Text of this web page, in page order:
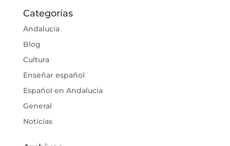
Categorías
Andalucía
Blog
Cultura
Enseñar español
Español en Andalucía
General
Noticias